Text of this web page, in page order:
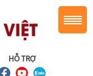
HỖ TRỢ